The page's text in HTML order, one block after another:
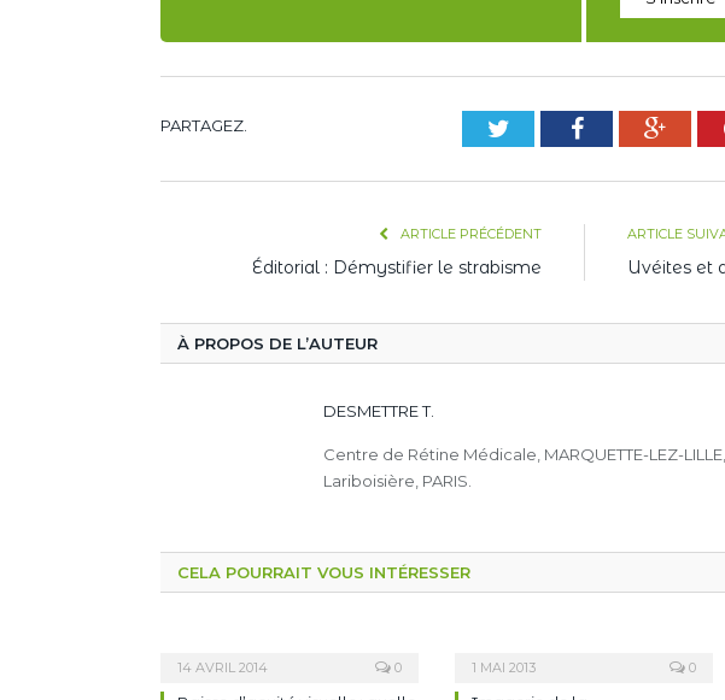
PARTAGEZ. TwitterFacebook
ARTICLE PRÉCÉDENT
Éditorial : Démystifier le strabisme
ARTICLE
Uvéites et
À PROPOS DE L’AUTEUR
DESMETTRE T.
Centre de Rétine Médicale, MARQUETTE-LEZ-
Lariboisière, PARIS.
CELA POURRAIT VOUS INTÉRESSER
14 AVRIL 2014 0 1 MAI 2013 0